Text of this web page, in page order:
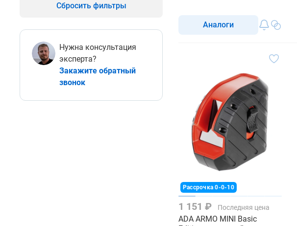
Сбросить фильтры
Нужна консультация
эксперта?
Закажите обратный
звонок
Аналоги
Рассрочка 0-0-10
1 151 ₽ Последняя цена
ADA ARMO MINI Basic